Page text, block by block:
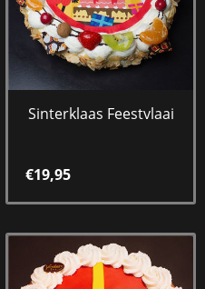
Sinterklaas Feestvlaai
€19,95